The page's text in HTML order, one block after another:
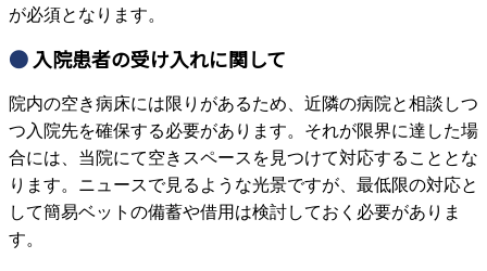
が必須となります。
入院患者の受け入れに関して
院内の空き病床には限りがあるため、近隣の病院と相談しつ
つ入院先を確保する必要があります。それが限界に達した場
合には、当院にて空きスペースを見つけて対応することとな
ります。ニュースで見るような光景ですが、最低限の対応と
して簡易ベットの備蓄や借用は検討しておく必要がありま
す。